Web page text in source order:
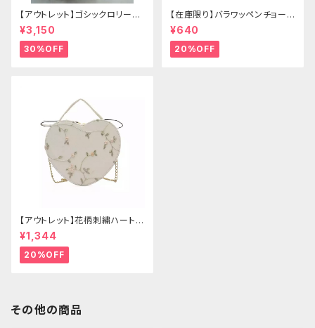
【アウトレット】ゴシックロリータ
ゴールドクラウン＆ホーン(ヴェ
ール付き)
¥3,150
30%OFF
【在庫限り】バラワッペンチョーカ
ー
¥640
20%OFF
【アウトレット】花柄刺繍ハートバ
ッグ
¥1,344
20%OFF
その他の商品